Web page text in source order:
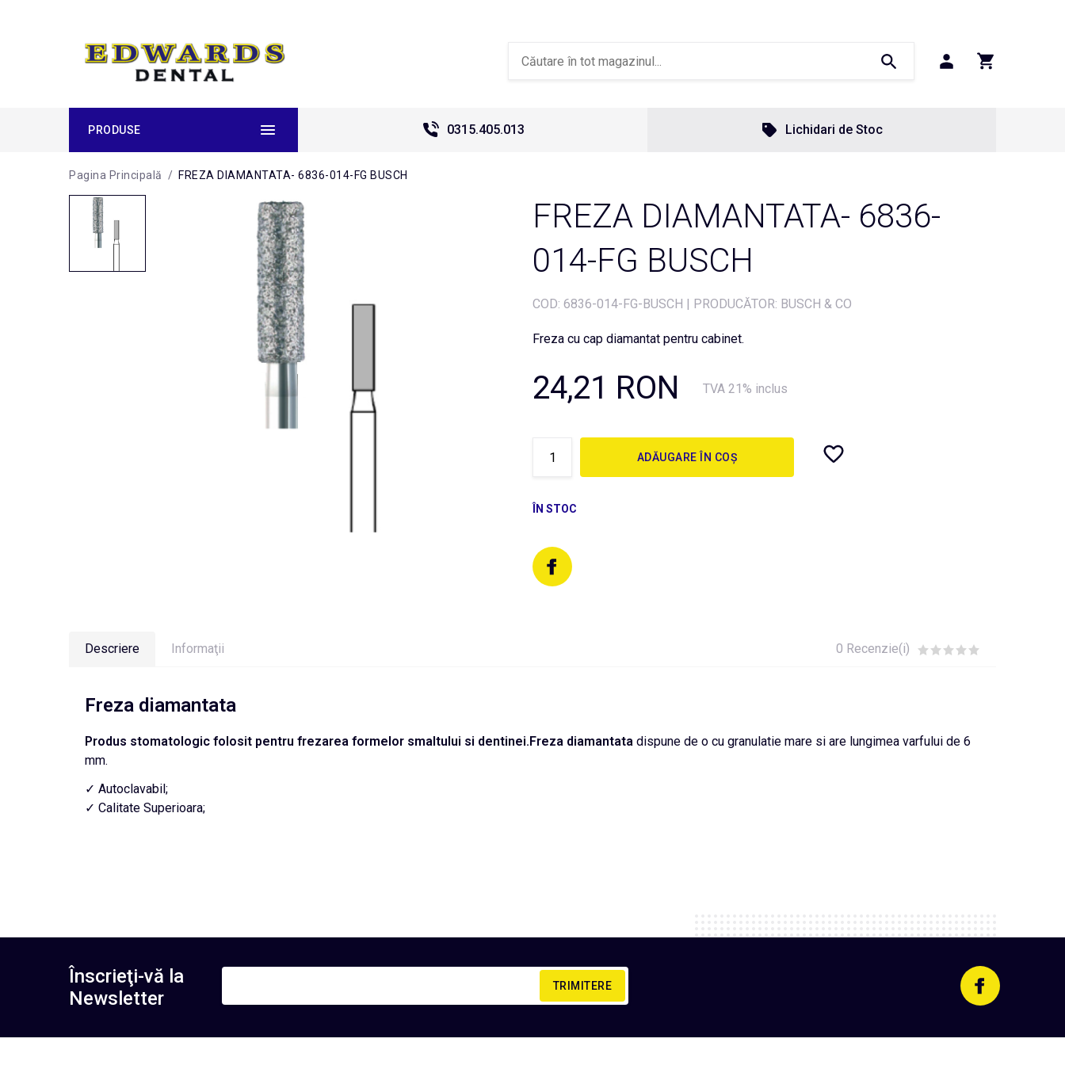
PRODUSE 0315.405.013 Lichidari de Stoc
Pagina Principală / FREZA DIAMANTATA- 6836-014-FG BUSCH
FREZA DIAMANTATA- 6836-
014-FG BUSCH
COD: 6836-014-FG-BUSCH | PRODUCĂTOR: BUSCH & CO
Freza cu cap diamantat pentru cabinet.
24,21 RON TVA 21% inclus
ADĂUGARE ÎN COȘ
ÎN STOC
Descriere Informaţii 0 Recenzie(i)
Freza diamantata
Produs stomatologic folosit pentru frezarea formelor smaltului si dentinei.Freza diamantata dispune de o cu granulatie mare si are lungimea varfului de 6
mm.
✓ Autoclavabil;
✓ Calitate Superioara;
Înscrieţi-vă la
Newsletter
TRIMITERE